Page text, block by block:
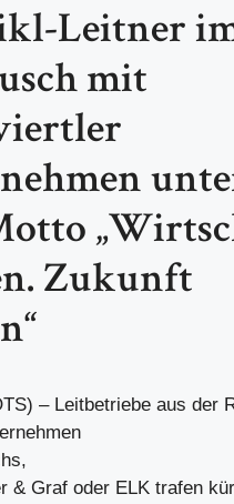
Leitner
mit
Zukunft
– Leitbetriebe aus der
& Graf oder ELK trafen